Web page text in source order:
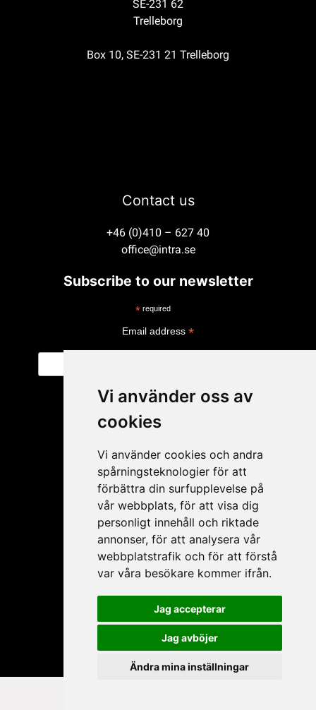
Vi använder oss av
cookies
Vi använder cookies och andra
spårningsteknologier för att
förbättra din surfupplevelse på
vår webbplats, för att visa dig
personligt innehåll och riktade
annonser, för att analysera vår
webbplatstrafik och för att förstå
var våra besökare kommer ifrån.
Jag accepterar
Jag avböjer
Ändra mina inställningar
SE-231 62
Trelleborg
Box 10, SE-231 21 Trelleborg
Contact us
+46 (0)410 – 627 40
office@intra.se
Subscribe to our newsletter
* required
Email address *
My account
Apply for resale
My account
Forgot password
My products